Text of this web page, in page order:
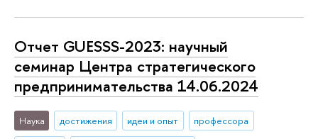
Отчет GUESSS-2023: научный
семинар Центра стратегического
предпринимательства 14.06.2024
Наука достижения идеи и опыт профессора